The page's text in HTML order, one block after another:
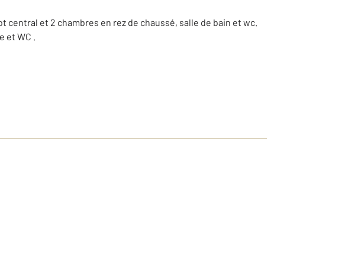
central et 2 chambres en rez de chaussé, salle de bain et wc.
et WC .